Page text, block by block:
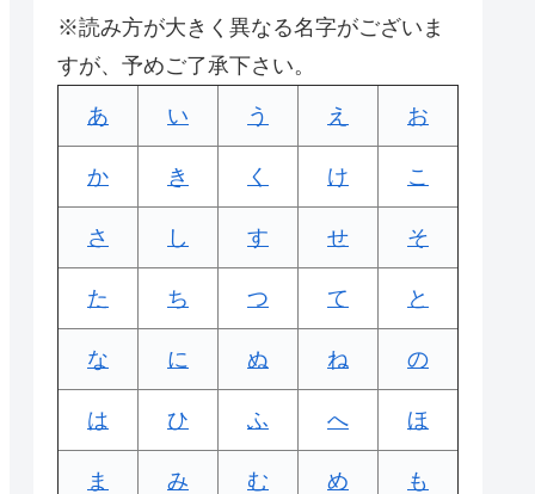
※読み方が大きく異なる名字がございま
すが、予めご了承下さい。
あ い う え お
か き く け こ
さ し す せ そ
た ち つ て と
な に ぬ ね の
は ひ ふ へ ほ
ま み む め も